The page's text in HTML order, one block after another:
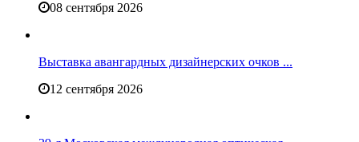
08 сентября 2026
Выставка авангардных дизайнерских очков ...
12 сентября 2026